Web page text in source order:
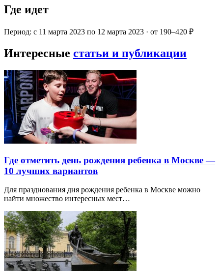
Где идет
Период: с 11 марта 2023 по 12 марта 2023 · от 190–420 ₽
Интересные статьи и публикации
Где отметить день рождения ребенка в Москве —
10 лучших вариантов
Для празднования дня рождения ребенка в Москве можно
найти множество интересных мест…